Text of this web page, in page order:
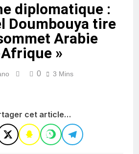
diplomatique :
Doumbouya tire
Arabie
»
0 3 Mins
cet article…